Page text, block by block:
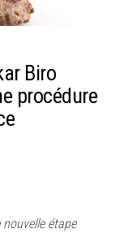
Biro
procédure
étape